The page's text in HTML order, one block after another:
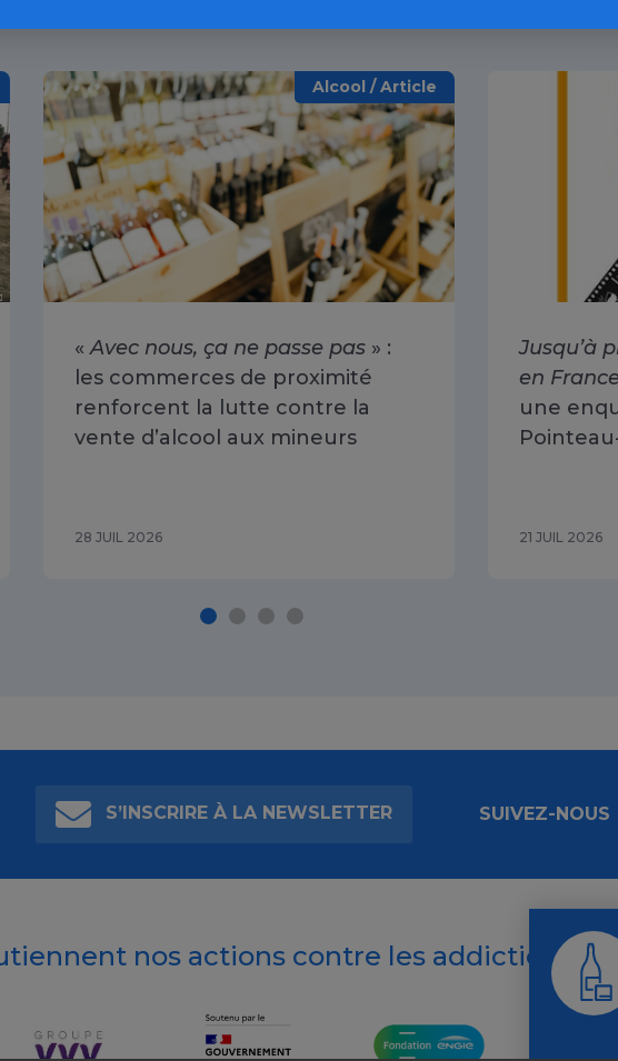
Alcool / Article
«Avec nous, ça ne passe pas » :
les commerces de proximité
renforcent la lutte contre la
vente d’alcool aux mineurs
28 JUIL 2026
Jusqu’à
en
une
21 JUIL 2026
S’INSCRIRE À LA NEWSLETTER SUIVEZ-NOUS
nos actions contre les addictions